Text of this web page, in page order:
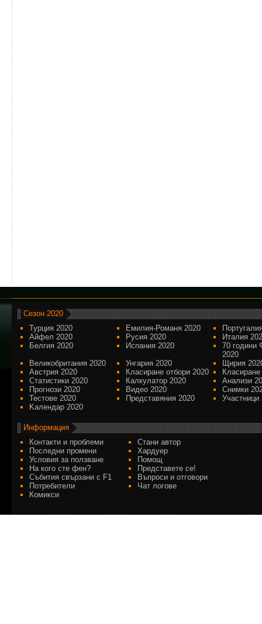
Сезон 2020
Турция 2020
Емилия-Романя 2020
Айфел 2020
Русия 2020
Италия
Белгия 2020
Испания 2020
70 години
2020
Великобритания 2020
Унгария 2020
Щирия
Австрия 2020
Класиране отбори 2020
Статистики 2020
Калкулатор 2020
Анализи
Прогнози 2020
Видео 2020
Снимки
Тестове 2020
Представяния 2020
Участници
Kалендар 2020
Информация
Контакти и проблеми
Стани автор
Последни промени
Хардуер
Условия за ползване
Помощ
На кого сте фен?
Представете се!
Събития свързани с F1
Въпроси и отговори
Потребители
Чат логове
Комикси